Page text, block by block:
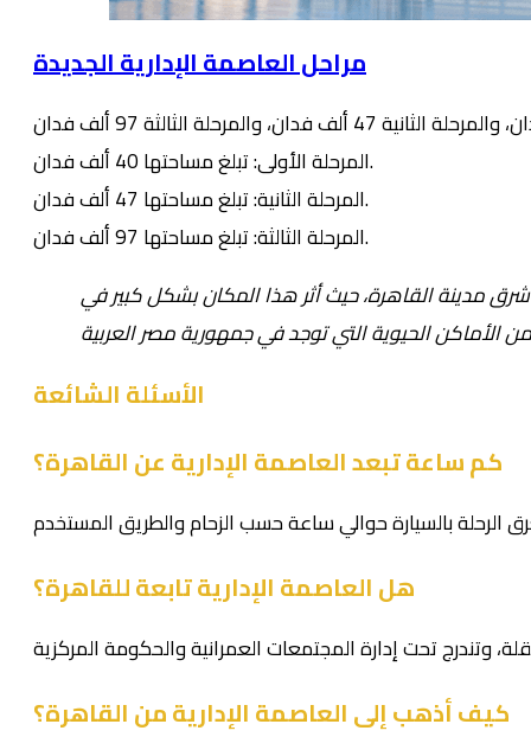
مراحل العاصمة الإدارية الجديدة
المرحلة الأولى: تبلغ مساحتها 40 ألف فدان.
المرحلة الثانية: تبلغ مساحتها 47 ألف فدان.
المرحلة الثالثة: تبلغ مساحتها 97 ألف فدان.
مدينة القاهرة، حيث أثر هذا المكان بشكل كبير في
الأسئلة الشائعة
كم ساعة تبعد العاصمة الإدارية عن القاهرة؟
هل العاصمة الإدارية تابعة للقاهرة؟
كيف أذهب إلى العاصمة الإدارية من القاهرة؟